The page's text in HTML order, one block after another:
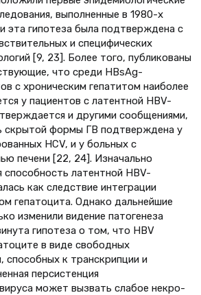
выполненные в 1980-х
эта гипотеза была подтверждена с
и специфических
[9, 23]. Более того, публикованы
что среди HBsAg-
с хроническим гепатитом наиболее
у пациентов с латентной HBV-
и другими сообщениями,
скрытой формы ГВ подтверждена у
HСV, и у больных с
печени [22, 24]. Изначально
латентной HBV-
как следствие интеграции
гепатоцита. Однако дальнейшие
изменили видение патогенеза
гипотеза о том, что HBV
в виде свободных
способных к транскрипции и
персистенция
может вызвать слабое некро-